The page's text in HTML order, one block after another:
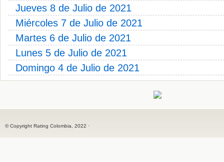
Jueves 8 de Julio de 2021
Miércoles 7 de Julio de 2021
Martes 6 de Julio de 2021
Lunes 5 de Julio de 2021
Domingo 4 de Julio de 2021
© Copyright Rating Colombia, 2022 ·